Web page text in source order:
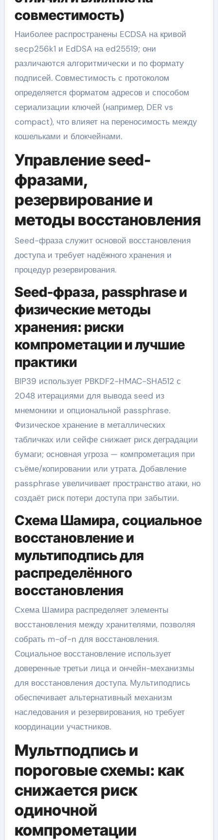
совместимость)
Наиболее распространены ECDSA на кривой
secp256k1 и EdDSA на ed25519; они
различаются алгоритмически и по формату
подписей. Совместимость с протоколом
определяется форматом адресов и способом
сериализации ключей (например, DER vs
compact), что влияет на переносимость между
кошельками и блокчейнами.
Управление seed-
фразами,
резервирование и
методы восстановления
Seed-фраза служит основой восстановления
доступа и требует надёжного хранения и
процедур резервирования.
Seed-фраза, passphrase и
физические методы
хранения: риски
компрометации и лучшие
практики
BIP39 использует PBKDF2-HMAC-SHA512 с
2048 итерациями для вывода seed из
мнемоники и опциональной passphrase.
Физическое хранение в металлических
табличках или сейфе снижает риск деградации
бумаги; основная угроза — компрометация при
съёме/копировании или утрата. Добавление
passphrase увеличивает пространство атаки, но
создаёт риск потери доступа при забытии.
Схема Шамира, социальное
восстановление и
мультиподпись для
распределённого
восстановления
Схема Шамира распределяет элементы
восстановления между хранителями, позволяя
собрать m-of-n для восстановления.
Социальное восстановление использует
доверенные третьи лица и ончейн-механизмы
для восстановления доступа. Мультиподпись
обеспечивает альтернативный механизм
наследования и резервирования, но требует
координации участников.
Мультподпись и
пороговые схемы: как
снижается риск
одиночной
компрометации